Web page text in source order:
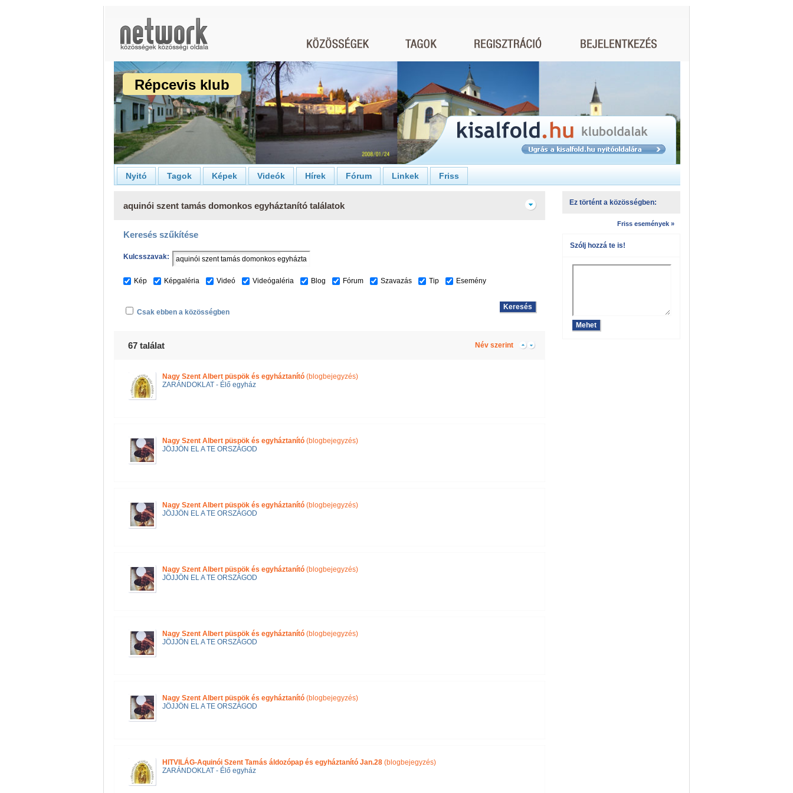
Répcevis klub
Nyitó Tagok Képek Videók Hírek Fórum Linkek Friss
aquinói szent tamás domonkos egyháztanító találatok
Keresés szűkítése
Kulcsszavak:
Kép Képgaléria Videó Videógaléria Blog Fórum Szavazás Tip Esemény
Csak ebben a közösségben
67 találat Név szerint
Nagy Szent Albert püspök és egyháztanító (blogbejegyzés)
ZARÁNDOKLAT - Élő egyház
Nagy Szent Albert püspök és egyháztanító (blogbejegyzés)
JÖJJÖN EL A TE ORSZÁGOD
Nagy Szent Albert püspök és egyháztanító (blogbejegyzés)
JÖJJÖN EL A TE ORSZÁGOD
Nagy Szent Albert püspök és egyháztanító (blogbejegyzés)
JÖJJÖN EL A TE ORSZÁGOD
Nagy Szent Albert püspök és egyháztanító (blogbejegyzés)
JÖJJÖN EL A TE ORSZÁGOD
Nagy Szent Albert püspök és egyháztanító (blogbejegyzés)
JÖJJÖN EL A TE ORSZÁGOD
HITVILÁG-Aquinói Szent Tamás áldozópap és egyháztanító Jan.28 (blogbejegyzés)
ZARÁNDOKLAT - Élő egyház
Ez történt a közösségben:
Friss események »
Szólj hozzá te is!